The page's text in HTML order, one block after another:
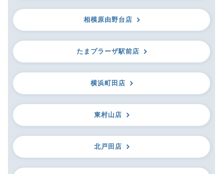
相模原由野台店
たまプラーザ駅前店
横浜町田店
東村山店
北戸田店